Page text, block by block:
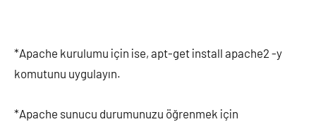
*Apache kurulumu için ise, apt-get install apache2 -y
komutunu uygulayın.
*Apache sunucu durumunuzu öğrenmek için